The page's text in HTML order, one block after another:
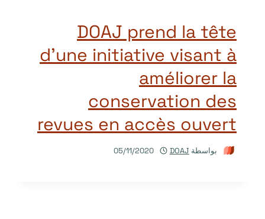
DOAJ prend la tête
d’une initiative visant à
améliorer la
conservation des
revues en accès ouvert
بواسطة DOAJ
05/11/2020